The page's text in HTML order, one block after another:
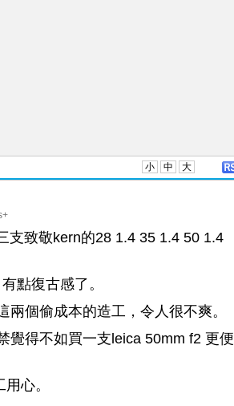
小 中 大
支致敬kern的28 1.4 35 1.4 50 1.4
點復古感了。
個偷成本的造工，令人很不爽。
覺得不如買一支leica 50mm f2 更便
心。